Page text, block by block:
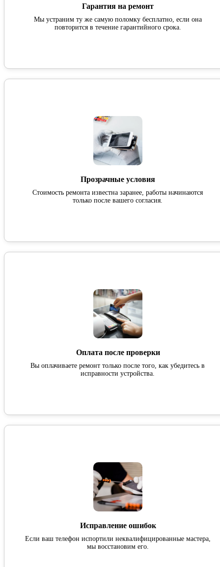
Гарантия на ремонт
Мы устраним ту же самую поломку бесплатно, если она
повторится в течение гарантийного срока.
Прозрачные условия
Стоимость ремонта известна заранее, работы начинаются
только после вашего согласия.
Оплата после проверки
Вы оплачиваете ремонт только после того, как убедитесь в
исправности устройства.
Исправление ошибок
Если ваш телефон испортили неквалифицированные мастера,
мы восстановим его.